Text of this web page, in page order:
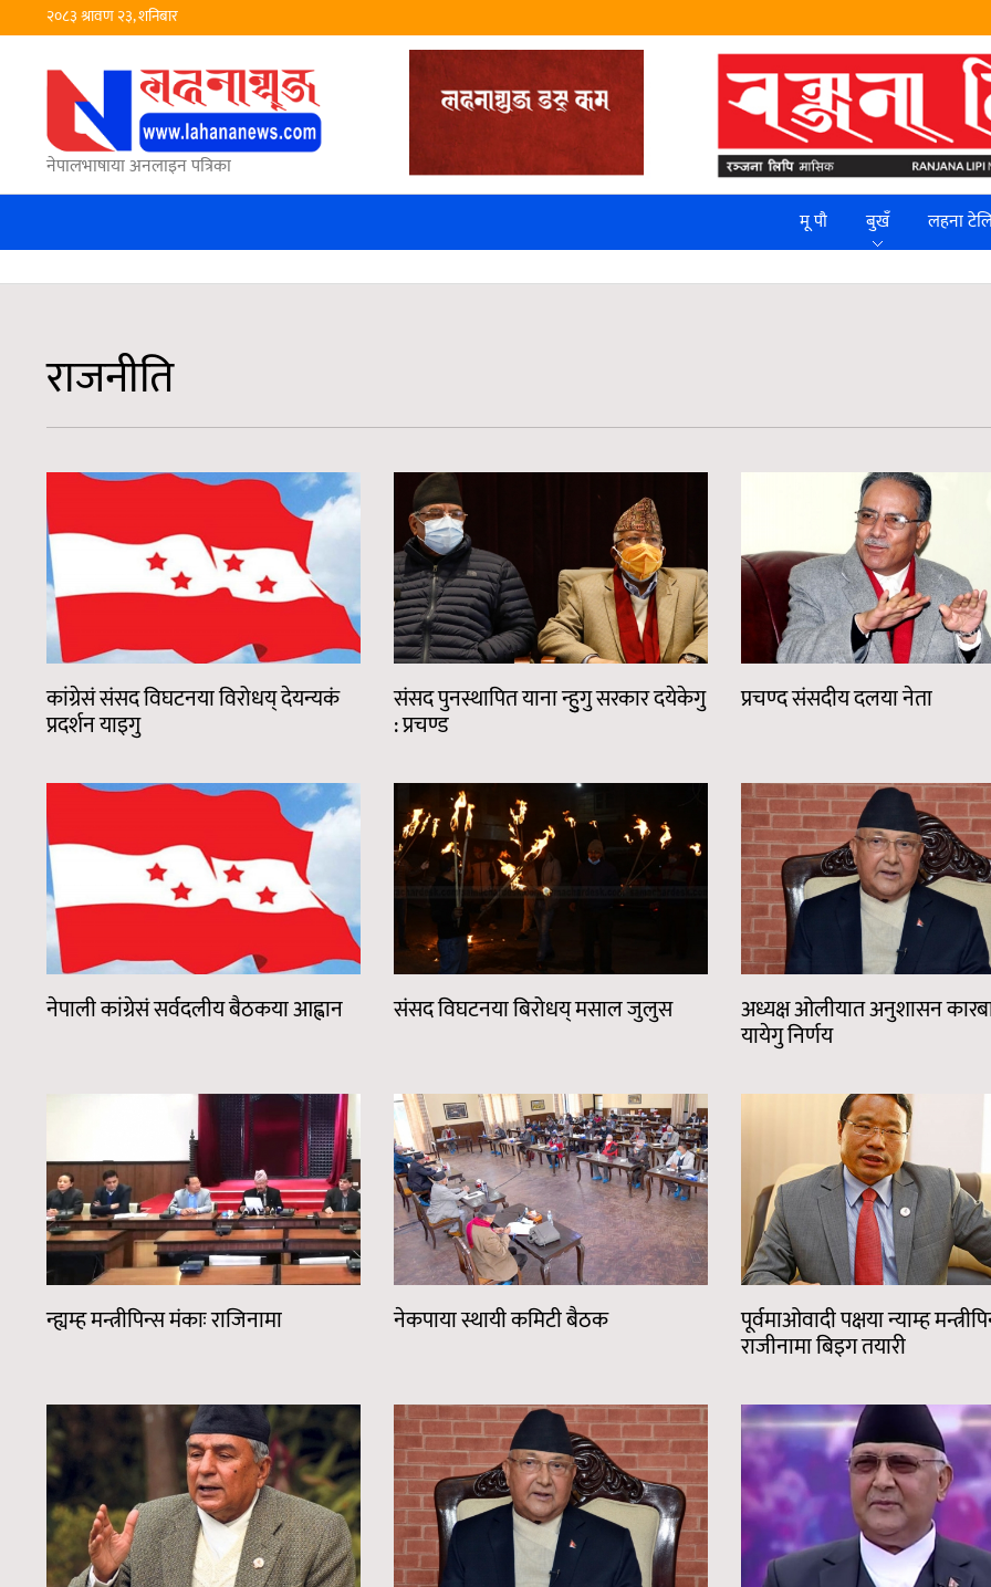
२०८३ श्रावण २३, शनिबार
नेपालभाषाया अनलाइन पत्रिका
मू पौ
बुखँ लहना
राजनीति
कांग्रेसं संसद विघटनया विरोधय् देयन्यकं
प्रदर्शन याइगु
संसद पुनस्थापित याना न्हुुगु सरकार दयेकेगु
: प्रचण्ड
प्रचण्द संसदीय दलया नेता
नेपाली कांग्रेसं सर्वदलीय बैठकया आह्वान संसद विघटनया बिरोधय् मसाल जुलुस अध्यक्ष ओलीयात अनुशासन
यायेगु निर्णय
न्ह्यम्ह मन्त्रीपिन्स मंकाः राजिनामा नेकपाया स्थायी कमिटी बैठक पूर्वमाओवादी पक्षया न्याम्ह
राजीनामा बिइग तयारी